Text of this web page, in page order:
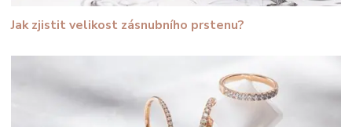
Jak zjistit velikost zásnubního prstenu?